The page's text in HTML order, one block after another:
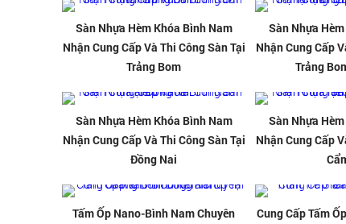
Sàn Nhựa Hèm Khóa Bình Nam
Nhận Cung Cấp Và Thi Công Sàn Tại
Trảng Bom
Sàn Nhựa
Nhận Cung Cấp
Trảng
Sàn Nhựa Hèm Khóa Bình Nam
Nhận Cung Cấp Và Thi Công Sàn Tại
Đồng Nai
Sàn Nhựa
Nhận Cung Cấp
Tấm Ốp Nano-Bình Nam Chuyên
Cung Cấp Tấm